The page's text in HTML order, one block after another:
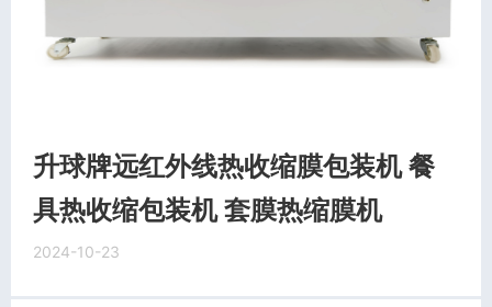
升球牌远红外线热收缩膜包装机 餐
具热收缩包装机 套膜热缩膜机
2024-10-23